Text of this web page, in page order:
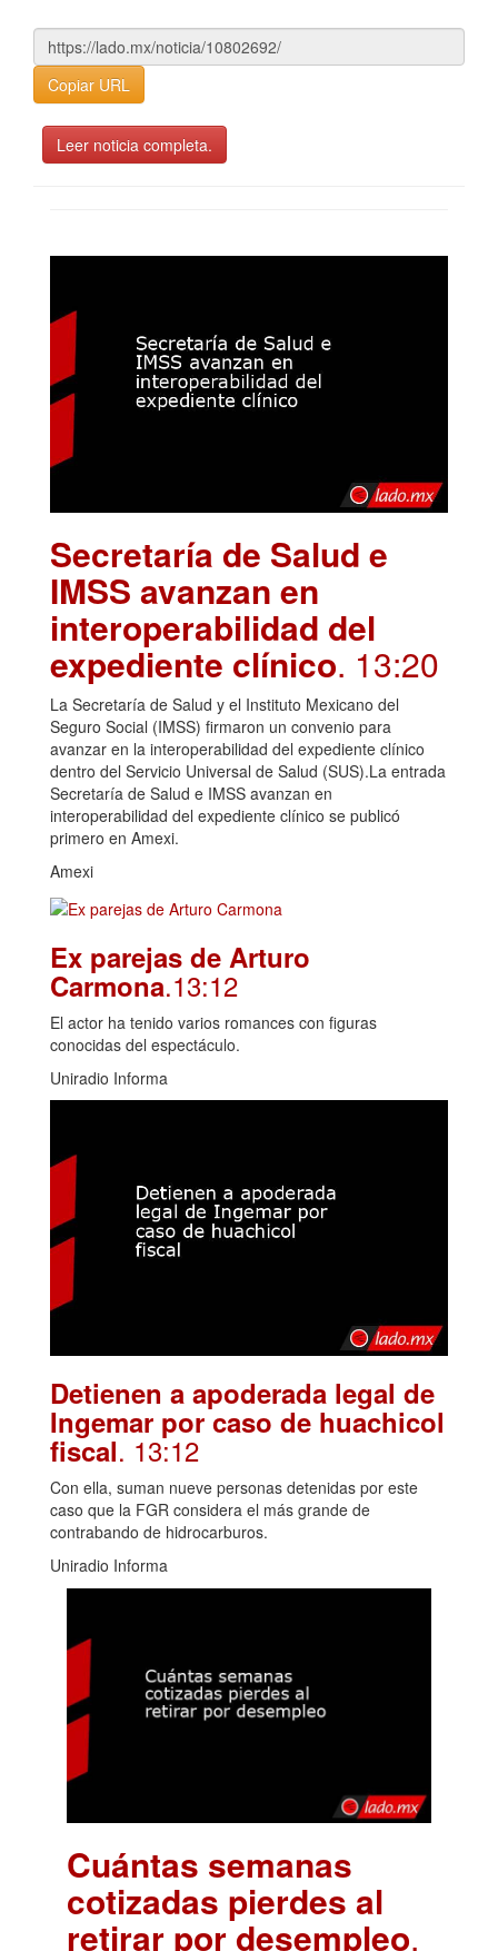
Copiar URL
Leer noticia completa.
Secretaría de Salud e
IMSS avanzan en
interoperabilidad del
expediente clínico. 13:20
La Secretaría de Salud y el Instituto Mexicano del
Seguro Social (IMSS) firmaron un convenio para
avanzar en la interoperabilidad del expediente clínico
dentro del Servicio Universal de Salud (SUS).La entrada
Secretaría de Salud e IMSS avanzan en
interoperabilidad del expediente clínico se publicó
primero en Amexi.
Amexi
Ex parejas de Arturo
Carmona.13:12
El actor ha tenido varios romances con figuras
conocidas del espectáculo.
Uniradio Informa
Detienen a apoderada legal de
Ingemar por caso de huachicol
fiscal. 13:12
Con ella, suman nueve personas detenidas por este
caso que la FGR considera el más grande de
contrabando de hidrocarburos.
Uniradio Informa
Cuántas semanas
cotizadas pierdes al
retirar por desempleo.